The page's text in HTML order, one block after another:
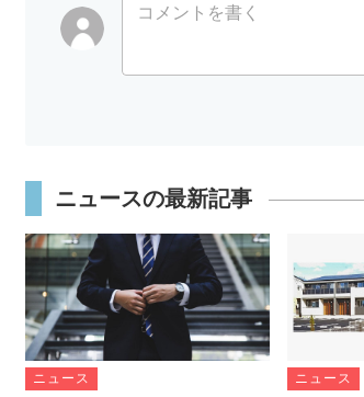
コメントを書く
ニュースの最新記事
ニュース ニュース